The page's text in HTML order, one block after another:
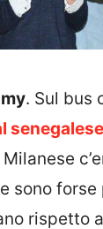
. Sul bus
sono forse
rispetto